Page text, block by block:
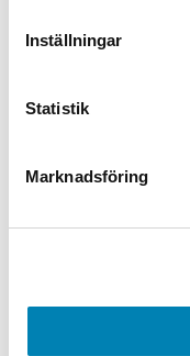
Inställningar
Statistik
Marknadsföring